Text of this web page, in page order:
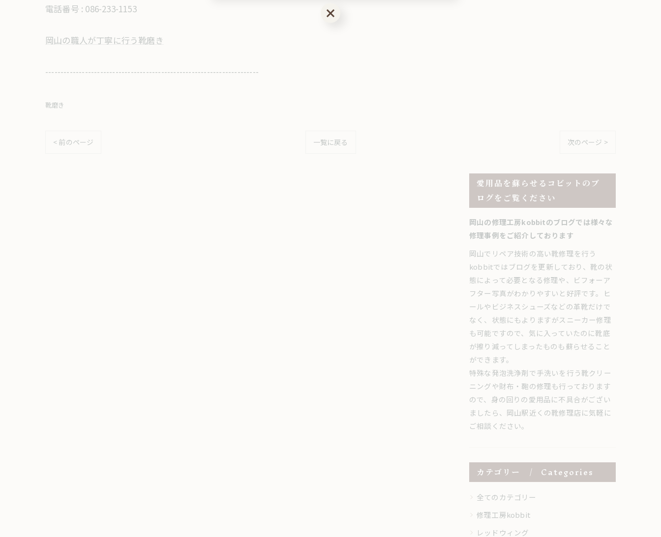
電話番号 : 086-233-1153
岡山の職人が丁寧に行う靴磨き
----------------------------------------------------------------------
靴磨き
< 前のページ 一覧に戻る 次のページ >
愛用品を蘇らせるコビットのブ
ログをご覧ください
岡山の修理工房kobbitのブログでは様々な
修理事例をご紹介しております
岡山でリペア技術の高い靴修理を行う
kobbitではブログを更新しており、靴の状
態によって必要となる修理や、ビフォーア
フター写真がわかりやすいと好評です。ヒ
ールやビジネスシューズなどの革靴だけで
なく、状態にもよりますがスニーカー修理
も可能ですので、気に入っていたのに靴底
が擦り減ってしまったものも蘇らせること
ができます。
特殊な発泡洗浄剤で手洗いを行う靴クリー
ニングや財布・鞄の修理も行っております
ので、身の回りの愛用品に不具合がござい
ましたら、岡山駅近くの靴修理店に気軽に
ご相談ください。
カテゴリー Categories
全てのカテゴリー
修理工房kobbit
レッドウィング
お問い合わせはこちら